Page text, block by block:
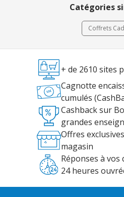
Catégories
Coffrets
+ de 2610 sites
Cagnotte
cumulés
Cashback sur
grandes
Offres
magasin
Réponses à
24 heures